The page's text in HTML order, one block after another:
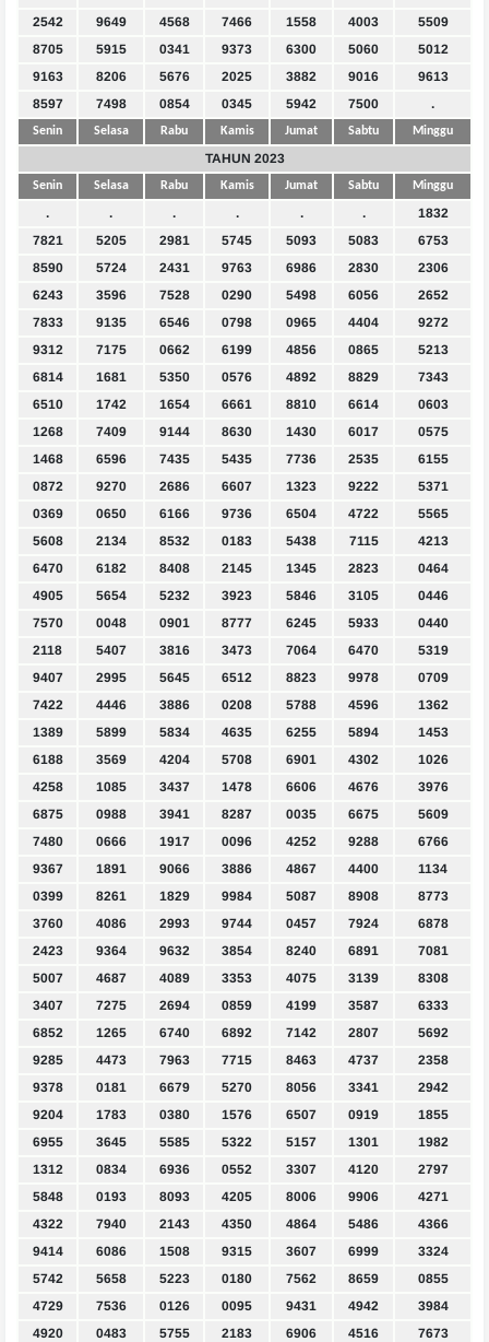
2542
9649 4568 7466 1558 4003
5509
8705
5915 0341 9373 6300 5060
5012
9163
8206 5676 2025 3882 9016
9613
8597
7498 0854 0345 5942 7500 .
Senin Selasa Rabu Kamis Jumat Sabtu Minggu
TAHUN 2023
Senin Selasa Rabu Kamis Jumat Sabtu Minggu
. . . . . .
1832
7821
5205 2981 5745 5093 5083
6753
8590
5724 2431 9763 6986 2830
2306
6243
3596 7528 0290 5498 6056
2652
7833
9135 6546 0798 0965 4404
9272
9312
7175 0662 6199 4856 0865
5213
6814
1681 5350 0576 4892 8829
7343
6510
1742 1654 6661 8810 6614
0603
1268
7409 9144 8630 1430 6017
0575
1468
6596 7435 5435 7736 2535
6155
0872
9270 2686 6607 1323 9222
5371
0369
0650 6166 9736 6504 4722
5565
5608
2134 8532 0183 5438 7115
4213
6470
6182 8408 2145 1345 2823
0464
4905
5654 5232 3923 5846 3105
0446
7570
0048 0901 8777 6245 5933
0440
2118
5407 3816 3473 7064 6470
5319
9407
2995 5645 6512 8823 9978
0709
7422
4446 3886 0208 5788 4596
1362
1389
5899 5834 4635 6255 5894
1453
6188
3569 4204 5708 6901 4302
1026
4258
1085 3437 1478 6606 4676
3976
6875
0988 3941 8287 0035 6675
5609
7480
0666 1917 0096 4252 9288
6766
9367
1891 9066 3886 4867 4400
1134
0399
8261 1829 9984 5087 8908
8773
3760
4086 2993 9744 0457 7924
6878
2423
9364 9632 3854 8240 6891
7081
5007
4687 4089 3353 4075 3139
8308
3407
7275 2694 0859 4199 3587
6333
6852
1265 6740 6892 7142 2807
5692
9285
4473 7963 7715 8463 4737
2358
9378
0181 6679 5270 8056 3341
2942
9204
1783 0380 1576 6507 0919
1855
6955
3645 5585 5322 5157 1301
1982
1312
0834 6936 0552 3307 4120
2797
5848
0193 8093 4205 8006 9906
4271
4322
7940 2143 4350 4864 5486
4366
9414
6086 1508 9315 3607 6999
3324
5742
5658 5223 0180 7562 8659
0855
4729
7536 0126 0095 9431 4942
3984
4920
0483 5755 2183 6906 4516
7673